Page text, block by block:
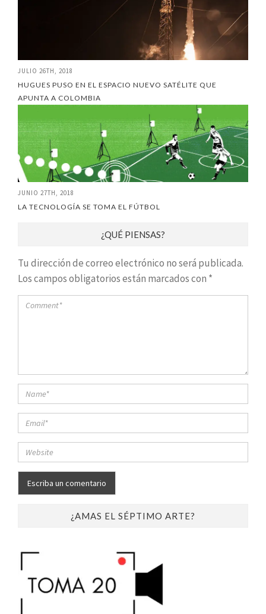
JULIO 26TH, 2018
HUGUES PUSO EN EL ESPACIO NUEVO SATÉLITE QUE
APUNTA A COLOMBIA
JUNIO 27TH, 2018
LA TECNOLOGÍA SE TOMA EL FÚTBOL
¿QUÉ PIENSAS?
Tu dirección de correo electrónico no será publicada.
Los campos obligatorios están marcados con *
¿AMAS EL SÉPTIMO ARTE?